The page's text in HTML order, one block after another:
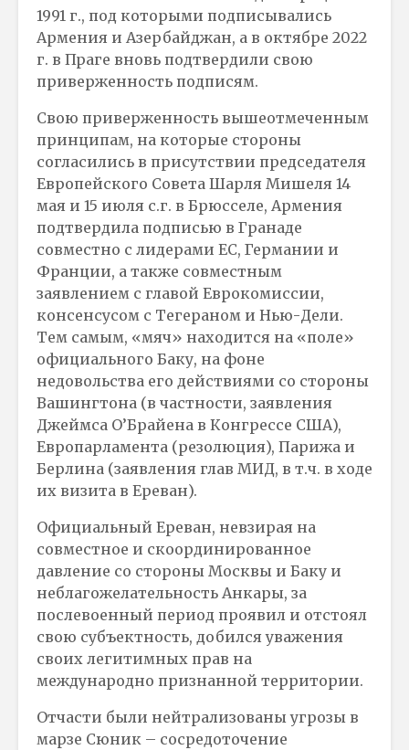
1991 г., под которыми подписывались
Армения и Азербайджан, а в октябре 2022
г. в Праге вновь подтвердили свою
приверженность подписям.
Свою приверженность вышеотмеченным
принципам, на которые стороны
согласились в присутствии председателя
Европейского Совета Шарля Мишеля 14
мая и 15 июля с.г. в Брюсселе, Армения
подтвердила подписью в Гранаде
совместно с лидерами ЕС, Германии и
Франции, а также совместным
заявлением с главой Еврокомиссии,
консенсусом с Тегераном и Нью-Дели.
Тем самым, «мяч» находится на «поле»
официального Баку, на фоне
недовольства его действиями со стороны
Вашингтона (в частности, заявления
Джеймса О’Брайена в Конгрессе США),
Европарламента (резолюция), Парижа и
Берлина (заявления глав МИД, в т.ч. в ходе
их визита в Ереван).
Официальный Ереван, невзирая на
совместное и скоординированное
давление со стороны Москвы и Баку и
неблагожелательность Анкары, за
послевоенный период проявил и отстоял
свою субъектность, добился уважения
своих легитимных прав на
международно признанной территории.
Отчасти были нейтрализованы угрозы в
марзе Сюник – сосредоточение